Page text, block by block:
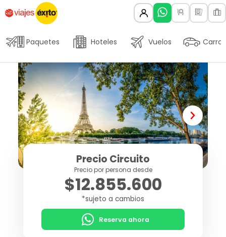
Paquetes Hoteles Vuelos Carros
Precio Circuito
Precio por persona desde
$12.855.600
*sujeto a cambios
Reserva ahora